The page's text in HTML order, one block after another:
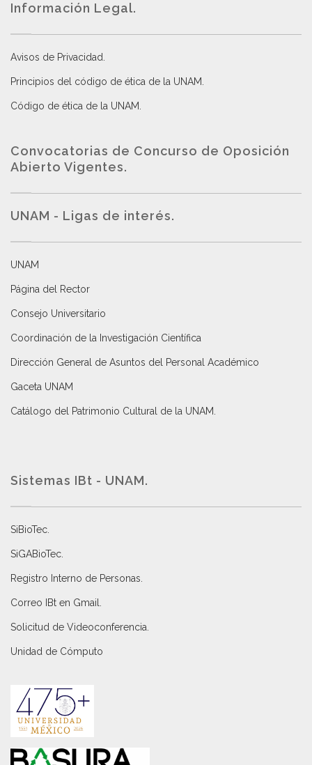
Información Legal.
Avisos de Privacidad
Principios del código de ética de la UNAM
Código de ética de la UNAM
Convocatorias de Concurso de Oposición
Abierto Vigentes.
UNAM - Ligas de interés.
UNAM
Página del Rector
Consejo Universitario
Coordinación de la Investigación Científica
Dirección General de Asuntos del Personal Académico
Gaceta UNAM
Catálogo del Patrimonio Cultural de la UNAM.
Sistemas IBt - UNAM.
SiBioTec
SiGABioTec.
Registro Interno de Personas
Correo IBt en Gmail
Solicitud de Videoconferencia.
Unidad de Cómputo